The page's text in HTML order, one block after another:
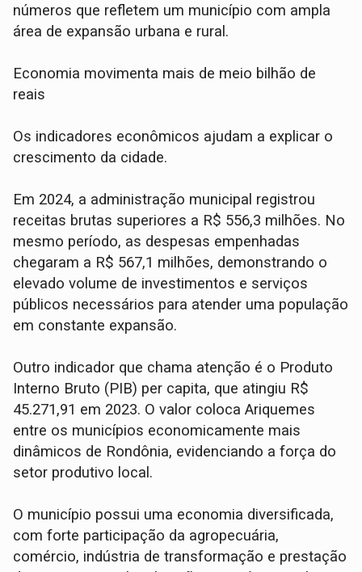
números que refletem um município com ampla
área de expansão urbana e rural.
Economia movimenta mais de meio bilhão de
reais
Os indicadores econômicos ajudam a explicar o
crescimento da cidade.
Em 2024, a administração municipal registrou
receitas brutas superiores a R$ 556,3 milhões. No
mesmo período, as despesas empenhadas
chegaram a R$ 567,1 milhões, demonstrando o
elevado volume de investimentos e serviços
públicos necessários para atender uma população
em constante expansão.
Outro indicador que chama atenção é o Produto
Interno Bruto (PIB) per capita, que atingiu R$
45.271,91 em 2023. O valor coloca Ariquemes
entre os municípios economicamente mais
dinâmicos de Rondônia, evidenciando a força do
setor produtivo local.
O município possui uma economia diversificada,
com forte participação da agropecuária,
comércio, indústria de transformação e prestação